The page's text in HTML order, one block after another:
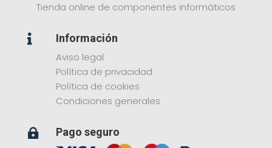
Tienda online de componentes informáticos

Información
Aviso legal
Política de privacidad
Política de cookies
Condiciones generales
 Pago seguro